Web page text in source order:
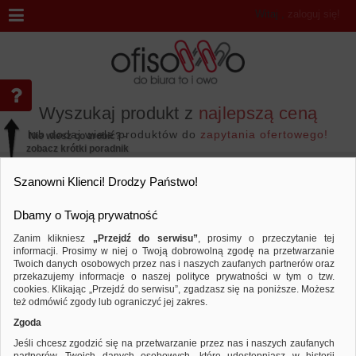
Wyszukaj produkt z najlepszą ceną
lub dodaj wiele produktów do zapytania ofertowego!
Witaj ,
Marka MOLESKINE
Porównaj Sortuj według
Nie wiesz co zrobić? -
zobacz krótki poradnik
Szanowni Klienci! Drodzy Państwo!
Dbamy o Twoją prywatność
Zanim klikniesz „Przejdź do serwisu”, prosimy o przeczytanie tej
informacji. Prosimy w niej o Twoją dobrowolną zgodę na przetwarzanie
Twoich danych osobowych przez nas i naszych zaufanych partnerów oraz
przekazujemy informacje o naszej polityce prywatności w tym o tzw.
cookies. Klikając „Przejdź do serwisu”, zgadzasz się na poniższe. Możesz
też odmówić zgody lub ograniczyć jej zakres.
Zgoda
Jeśli chcesz zgodzić się na przetwarzanie przez nas i naszych zaufanych